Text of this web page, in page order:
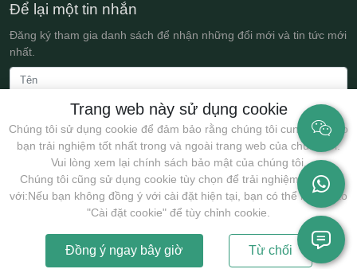
Trang web này sử dụng cookie
Chúng tôi sử dụng cookie để đảm bảo rằng chúng tôi cung cấp cho
bạn trải nghiệm tốt nhất trong và ngoài trang web của chúng tôi.
Vui lòng xem lại chính sách bảo mật của chúng tôi.
Chúng tôi cũng sử dụng cookie tùy chọn để trải nghiệm tốt hơn
với:Nếu bạn không đồng ý với cài đặt hiện tại, bạn có thể nhấp vào
"Cài đặt cookie" để tùy chỉnh cookie.
Đồng ý ngay bây giờ Từ chối
Để lại một tin nhắn
Đăng ký tham gia danh sách để nhận những đổi mới và tin tức mới
nhất.
Bản quyền @2025 Guangzhou JollyWe Biotechnology Co., Ltd